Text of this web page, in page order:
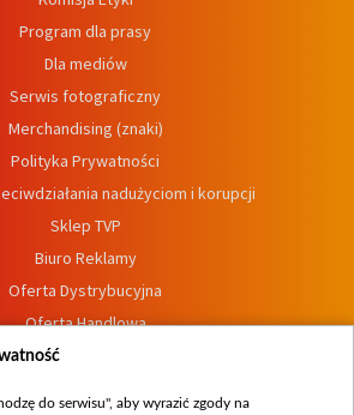
Program dla prasy
Dla mediów
Serwis fotograficzny
Merchandising (znaki)
Polityka Prywatności
nadużyciom i korupcji
Sklep TVP
Biuro Reklamy
Oferta Dystrybucyjna
Oferta Handlowa
Dostępność
do serwisu", aby wyrazić zgody na